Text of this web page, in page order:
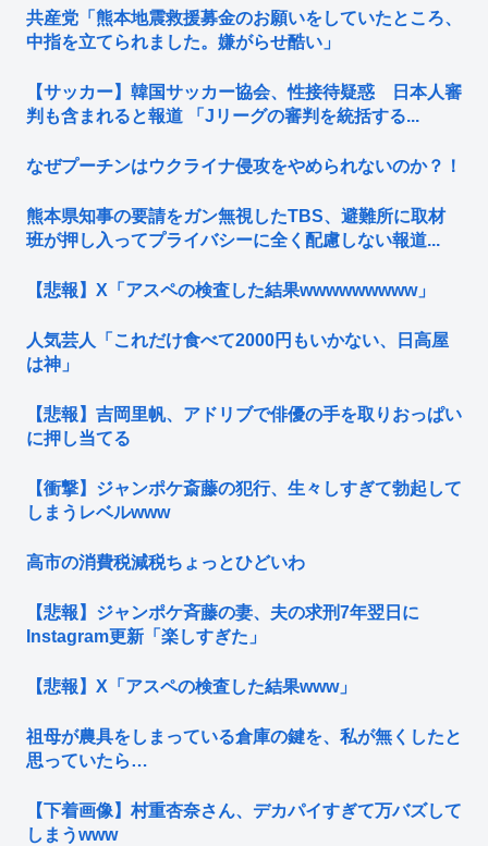
共産党「熊本地震救援募金のお願いをしていたところ、
中指を立てられました。嫌がらせ酷い」
【サッカー】韓国サッカー協会、性接待疑惑 日本人審
判も含まれると報道 「Jリーグの審判を統括する...
なぜプーチンはウクライナ侵攻をやめられないのか？！
熊本県知事の要請をガン無視したTBS、避難所に取材
班が押し入ってプライバシーに全く配慮しない報道...
【悲報】X「アスペの検査した結果wwwwwwwww」
人気芸人「これだけ食べて2000円もいかない、日高屋
は神」
【悲報】吉岡里帆、アドリブで俳優の手を取りおっぱい
に押し当てる
【衝撃】ジャンポケ斎藤の犯行、生々しすぎて勃起して
しまうレベルwww
高市の消費税減税ちょっとひどいわ
【悲報】ジャンポケ斉藤の妻、夫の求刑7年翌日に
Instagram更新「楽しすぎた」
【悲報】X「アスペの検査した結果www」
祖母が農具をしまっている倉庫の鍵を、私が無くしたと
思っていたら…
【下着画像】村重杏奈さん、デカパイすぎて万バズして
しまうwww